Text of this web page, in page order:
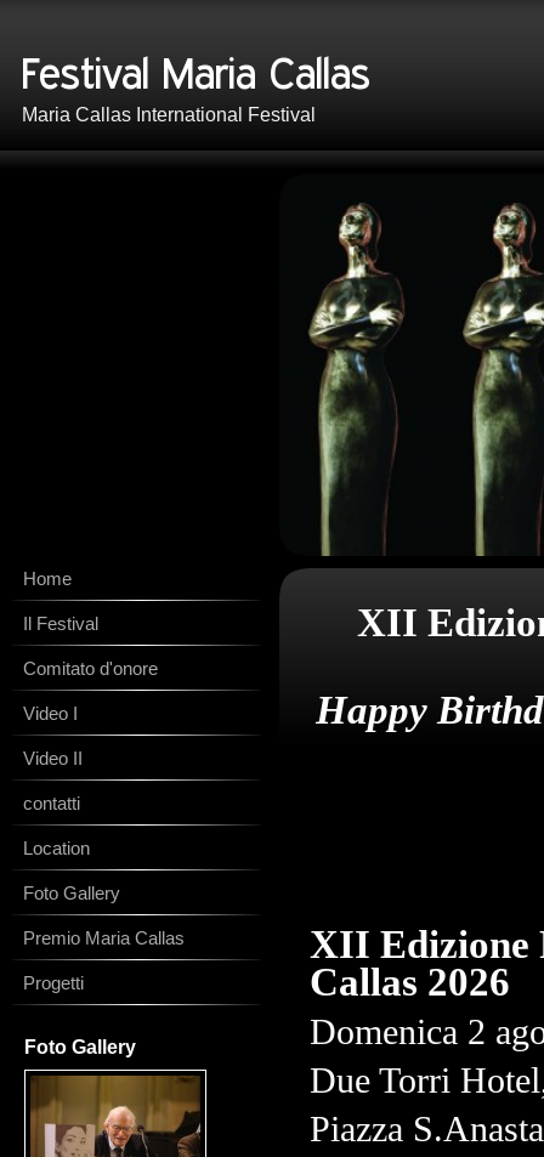
Maria Callas International Festival
XII
Happy
XII Edizione
Callas 2026
Domenica 2
Due Torri
Piazza
Home
Il Festival
Comitato d'onore
Video I
Video II
contatti
Location
Foto Gallery
Premio Maria Callas
Progetti
Foto Gallery